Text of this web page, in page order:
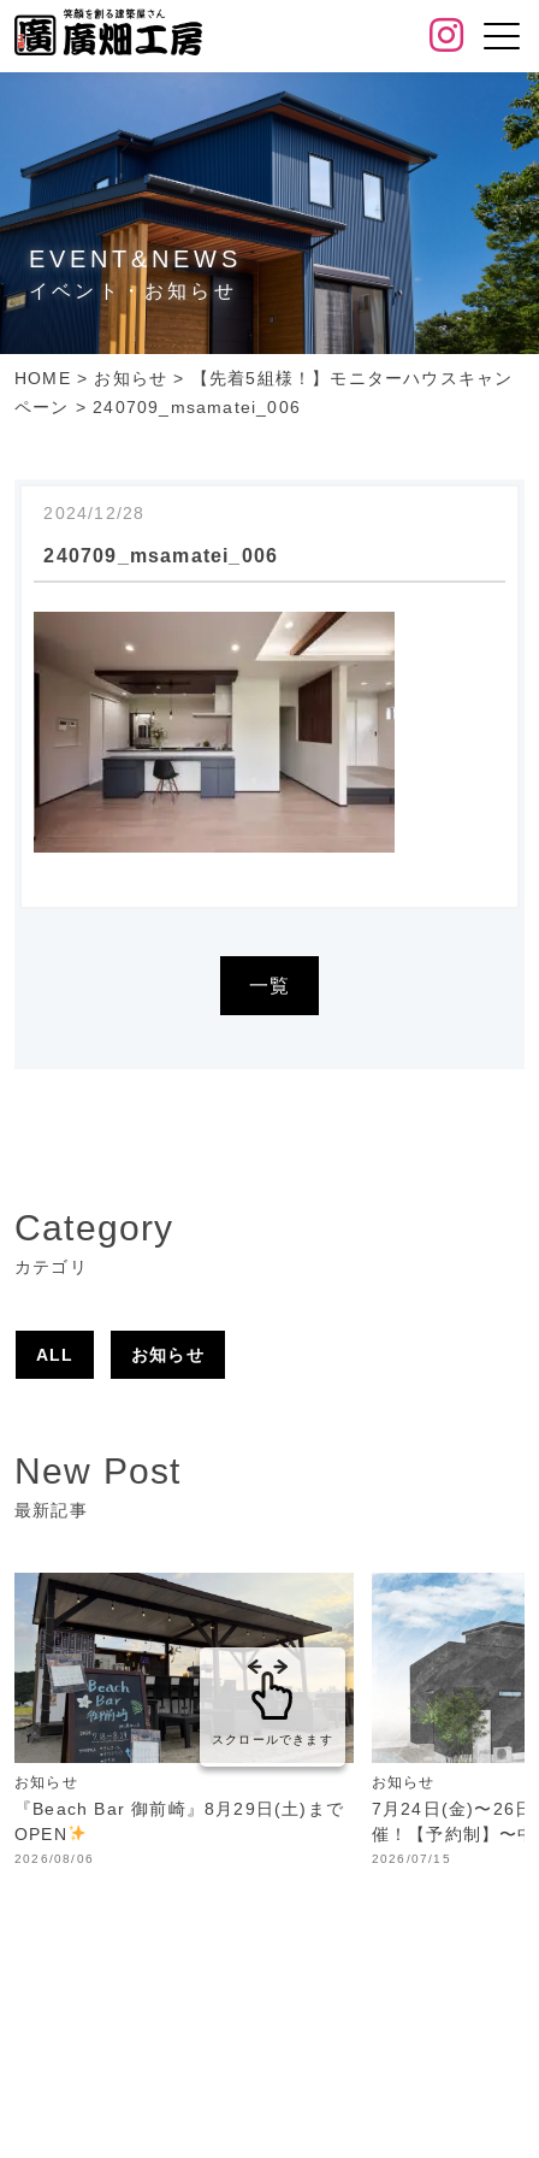
EVENT&NEWS
イベント・お知らせ
HOME > お知らせ >
【先着5組様！】モニターハウスキャン
ペーン > 240709_msamatei_006
240709_msamatei_006
2024/12/28
一覧
Category
カテゴリ
ALL お知らせ
New Post
最新記事
『Beach Bar 御前崎』8月29日(土)まで
OPEN
お知らせ
2026/08/06
7月24日(金)〜26日
催！【予約制】〜
お知らせ
2026/07/15
スクロールできます